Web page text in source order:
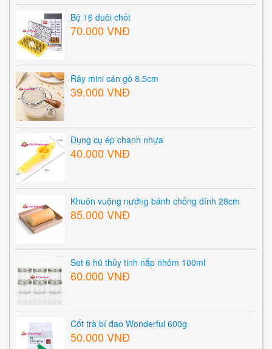
Bộ 16 đuôi chốt
70.000 VNĐ
Rây mini cán gỗ 8.5cm
39.000 VNĐ
Dụng cụ ép chanh nhựa
40.000 VNĐ
Khuôn vuông nướng bánh chống dính 28cm
85.000 VNĐ
Set 6 hũ thủy tinh nắp nhôm 100ml
60.000 VNĐ
Cốt trà bí đao Wonderful 600g
50.000 VNĐ